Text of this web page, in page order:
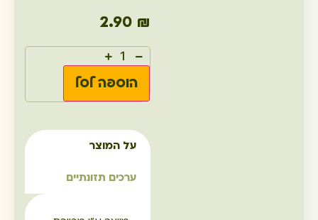
2.90 ₪
הוספה לסל
על המוצר
ערכים תזונתיים